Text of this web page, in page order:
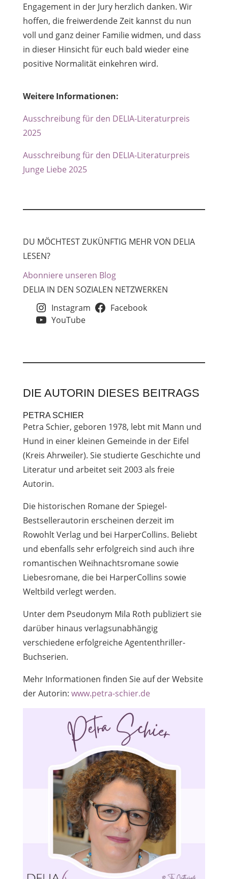
Engagement in der Jury herzlich danken. Wir
hoffen, die freiwerdende Zeit kannst du nun
voll und ganz deiner Familie widmen, und dass
in dieser Hinsicht für euch bald wieder eine
positive Normalität einkehren wird.
Weitere Informationen:
Ausschreibung für den DELIA-Literaturpreis
2025
Ausschreibung für den DELIA-Literaturpreis
Junge Liebe 2025
DU MÖCHTEST ZUKÜNFTIG MEHR VON DELIA
LESEN?
Abonniere unseren Blog
DELIA IN DEN SOZIALEN NETZWERKEN
Instagram
Facebook
YouTube
DIE AUTORIN DIESES BEITRAGS
PETRA SCHIER
Petra Schier, geboren 1978, lebt mit Mann und
Hund in einer kleinen Gemeinde in der Eifel
(Kreis Ahrweiler). Sie studierte Geschichte und
Literatur und arbeitet seit 2003 als freie
Autorin.
Die historischen Romane der Spiegel-
Bestsellerautorin erscheinen derzeit im
Rowohlt Verlag und bei HarperCollins. Beliebt
und ebenfalls sehr erfolgreich sind auch ihre
romantischen Weihnachtsromane sowie
Liebesromane, die bei HarperCollins sowie
Weltbild verlegt werden.
Unter dem Pseudonym Mila Roth publiziert sie
darüber hinaus verlagsunabhängig
verschiedene erfolgreiche Agententhriller-
Buchserien.
Mehr Informationen finden Sie auf der Website
der Autorin: www.petra-schier.de